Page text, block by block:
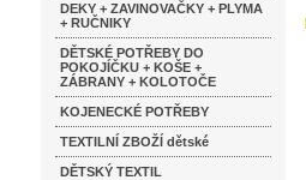
DEKY + ZAVINOVAČKY + PLYMA
+ RUČNIKY
DĚTSKÉ POTŘEBY DO
POKOJÍČKU + KOŠE +
ZÁBRANY + KOLOTOČE
KOJENECKÉ POTŘEBY
TEXTILNÍ ZBOŽÍ dětské
DĚTSKÝ TEXTIL